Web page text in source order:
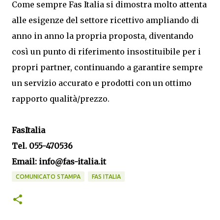
Come sempre Fas Italia si dimostra molto attenta
alle esigenze del settore ricettivo ampliando di
anno in anno la propria proposta, diventando
così un punto di riferimento insostituibile per i
propri partner, continuando a garantire sempre
un servizio accurato e prodotti con un ottimo
rapporto qualità/prezzo.
FasItalia
Tel. 055-470536
Email: info@fas-italia.it
COMUNICATO STAMPA FAS ITALIA